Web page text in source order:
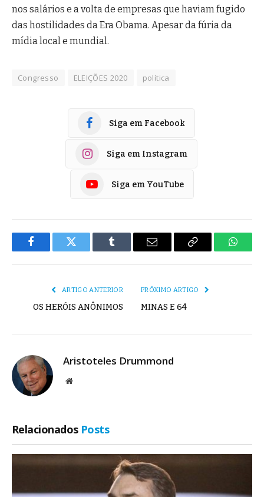
nos salários e a volta de empresas que haviam fugido
das hostilidades da Era Obama. Apesar da fúria da
mídia local e mundial.
Congresso ELEIÇÕES 2020 política
Siga em Facebook
Siga em Instagram
Siga em YouTube
FacebookTwitter Tumblr
E-
Copiar
ARTIGO ANTERIOR
OS HERÓIS ANÔNIMOS
PRÓXIMO ARTIGO
MINAS E 64
Aristoteles Drummond
Site
Relacionados Posts